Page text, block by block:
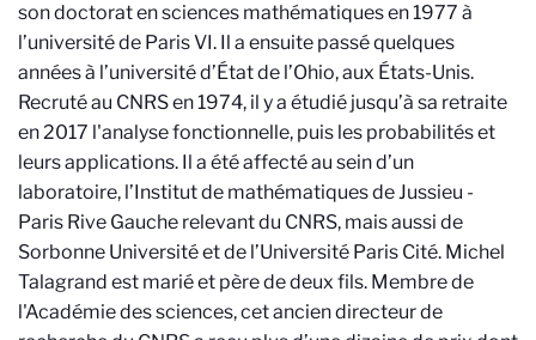
son doctorat en sciences mathématiques en 1977 à
l’université de Paris VI. Il a ensuite passé quelques
années à l’université d’État de l’Ohio, aux États-Unis.
Recruté au CNRS en 1974, il y a étudié jusqu’à sa retraite
en 2017 l'analyse fonctionnelle, puis les probabilités et
leurs applications. Il a été affecté au sein d’un
laboratoire, l’Institut de mathématiques de Jussieu -
Paris Rive Gauche relevant du CNRS, mais aussi de
Sorbonne Université et de l’Université Paris Cité. Michel
Talagrand est marié et père de deux fils. Membre de
l'Académie des sciences, cet ancien directeur de